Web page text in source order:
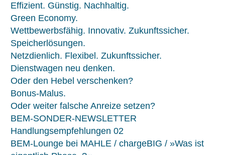
Effizient. Günstig. Nachhaltig.
Green Economy.
Wettbewerbsfähig. Innovativ. Zukunftssicher.
Speicherlösungen.
Netzdienlich. Flexibel. Zukunftssicher.
Dienstwagen neu denken.
Oder den Hebel verschenken?
Bonus-Malus.
Oder weiter falsche Anreize setzen?
BEM-SONDER-NEWSLETTER
Handlungsempfehlungen 02
BEM-Lounge bei MAHLE / chargeBIG / »Was ist